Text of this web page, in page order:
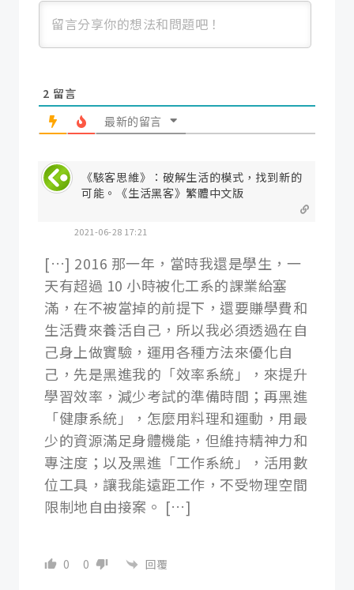
2 留言
最新的留言
《駭客思維》：破解生活的模式，找到新的
可能。《生活黑客》繁體中文版
2021-06-28 17:21
[…] 2016 那一年，當時我還是學生，一
天有超過 10 小時被化工系的課業給塞
滿，在不被當掉的前提下，還要賺學費和
生活費來養活自己，所以我必須透過在自
己身上做實驗，運用各種方法來優化自
己，先是黑進我的「效率系統」，來提升
學習效率，減少考試的準備時間；再黑進
「健康系統」，怎麼用料理和運動，用最
少的資源滿足身體機能，但維持精神力和
專注度；以及黑進「工作系統」，活用數
位工具，讓我能遠距工作，不受物理空間
限制地自由接案。 […]
0 0 回覆